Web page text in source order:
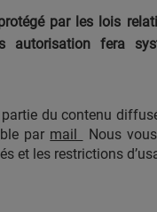
par les lois
fera
du contenu
par mail
Nous
et les restrictions